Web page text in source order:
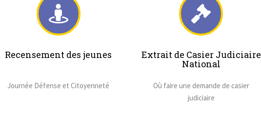
Recensement des jeunes
Journée Défense et Citoyenneté
Extrait de Casier Judiciaire
National
Où faire une demande de casier
judiciaire